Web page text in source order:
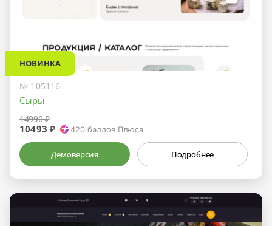
НОВИНКА
№ 105116
Сыры
14990 ₽
10493 ₽ 420 баллов Плюса
Демоверсия Подробнее